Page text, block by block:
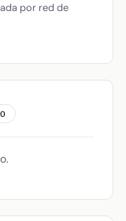
por red de